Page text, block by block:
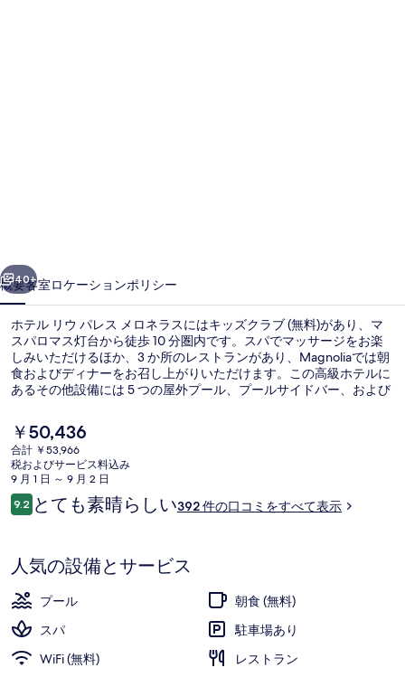
ス
メ
ロ
ネ
ラ
ス
の
写
真
ャ
ラ
リ
ー
次へ
40+
概要客室ロケーションポリシー
ホテル リウ パレス メロネラスにはキッズクラブ (無料)があり、マ
スパロマス灯台から徒歩 10 分圏内です。スパでマッサージをお楽
しみいただけるほか、3 か所のレストランがあり、Magnoliaでは朝
食およびディナーをお召し上がりいただけます。この高級ホテルに
あるその他設備には 5 つの屋外プール、プールサイドバー、および
現
在
の
料
金
は
す
￥50,436
合計 ￥53,966
税およびサービス料込み
9 月 1 日 ～ 9 月 2 日
口
コ
9.210段階中9.2
とても素晴らしい392 件の口コミをすべて表示
人気の設備とサービス
プール
朝食 (無料)
スパ
駐車場あり
WiFi (無料)
レストラン